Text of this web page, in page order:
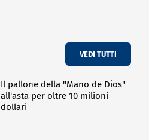
VEDI TUTTI
Il pallone della "Mano de Dios"
all'asta per oltre 10 milioni
dollari